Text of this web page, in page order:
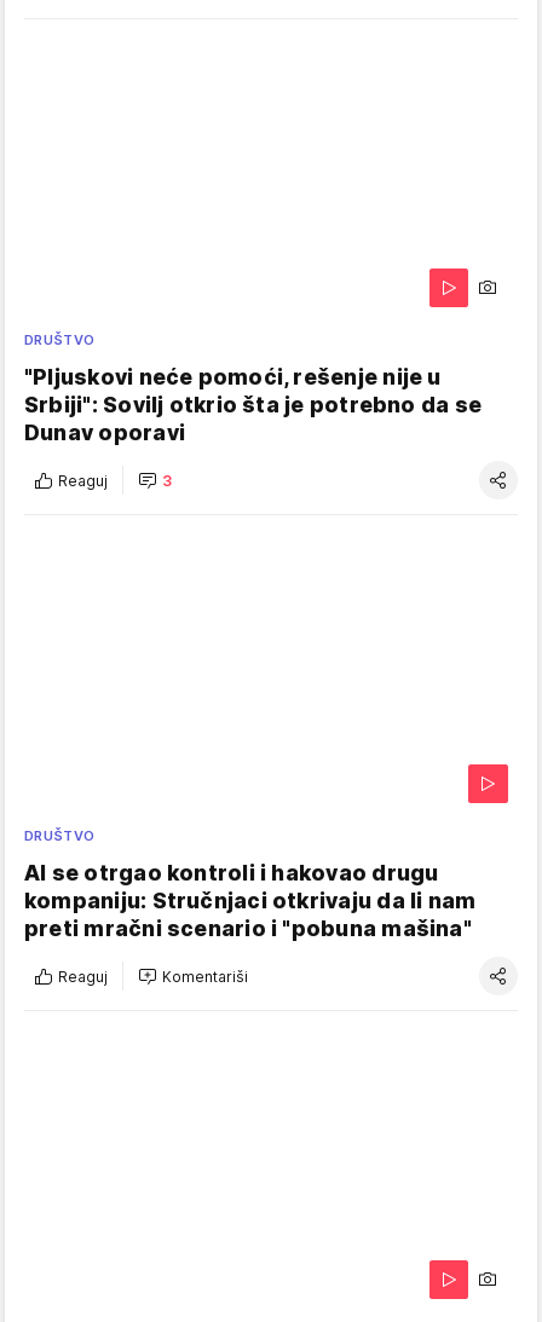
DRUŠTVO
"Pljuskovi neće pomoći, rešenje nije u
Srbiji": Sovilj otkrio šta je potrebno da se
Dunav oporavi
Reaguj 3
DRUŠTVO
AI se otrgao kontroli i hakovao drugu
kompaniju: Stručnjaci otkrivaju da li nam
preti mračni scenario i "pobuna mašina"
Reaguj Komentariši